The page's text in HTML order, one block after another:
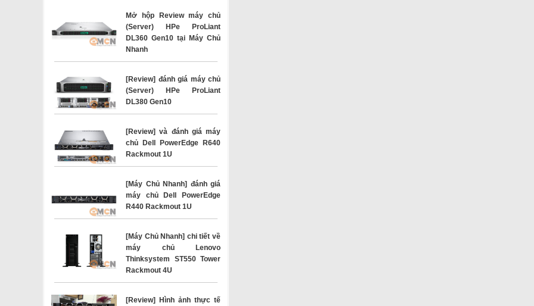
Mở hộp Review máy chủ
(Server) HPe ProLiant
DL360 Gen10 tại Máy Chủ
Nhanh
[Review] đánh giá máy chủ
(Server) HPe ProLiant
DL380 Gen10
[Review] và đánh giá máy
chủ Dell PowerEdge R640
Rackmout 1U
[Máy Chủ Nhanh] đánh giá
máy chủ Dell PowerEdge
R440 Rackmout 1U
[Máy Chủ Nhanh] chi tiết về
máy chủ Lenovo
Thinksystem ST550 Tower
Rackmout 4U
[Review] Hình ảnh thực tế